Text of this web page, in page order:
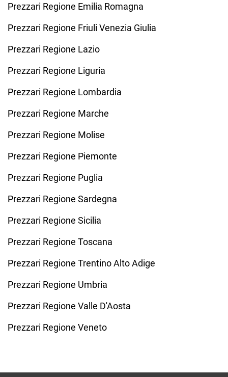
Prezzari Regione Emilia Romagna
Prezzari Regione Friuli Venezia Giulia
Prezzari Regione Lazio
Prezzari Regione Liguria
Prezzari Regione Lombardia
Prezzari Regione Marche
Prezzari Regione Molise
Prezzari Regione Piemonte
Prezzari Regione Puglia
Prezzari Regione Sardegna
Prezzari Regione Sicilia
Prezzari Regione Toscana
Prezzari Regione Trentino Alto Adige
Prezzari Regione Umbria
Prezzari Regione Valle D'Aosta
Prezzari Regione Veneto